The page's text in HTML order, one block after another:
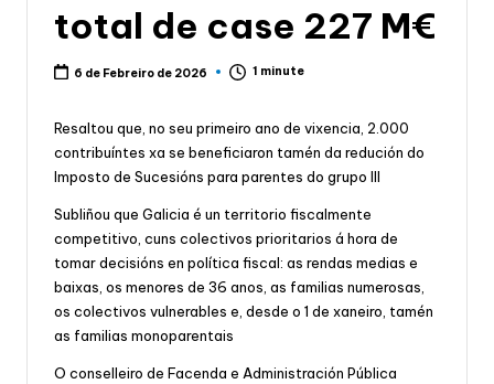
total de case 227 M€
6 de Febreiro de 2026 1 minute
Resaltou que, no seu primeiro ano de vixencia, 2.000
contribuíntes xa se beneficiaron tamén da redución do
Imposto de Sucesións para parentes do grupo III
Subliñou que Galicia é un territorio fiscalmente
competitivo, cuns colectivos prioritarios á hora de
tomar decisións en política fiscal: as rendas medias e
baixas, os menores de 36 anos, as familias numerosas,
os colectivos vulnerables e, desde o 1 de xaneiro, tamén
as familias monoparentais
O conselleiro de Facenda e Administración Pública